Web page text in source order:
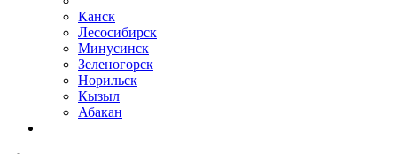
Канск
Лесосибирск
Минусинск
Зеленогорск
Норильск
Кызыл
Абакан